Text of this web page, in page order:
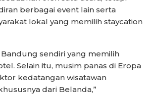
berbagai event lain serta
lokal yang memilih staycation
Bandung sendiri yang memilih
Selain itu, musim panas di Eropa
kedatangan wisatawan
dari Belanda,”